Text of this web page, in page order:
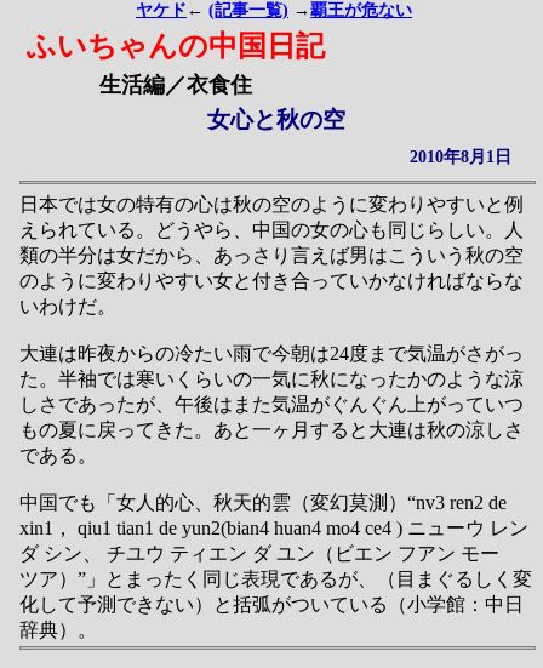
ヤケド ← (記事一覧) → 覇王が危ない
ふいちゃんの中国日記
生活編／衣食住
女心と秋の空
2010年8月1日
日本では女の特有の心は秋の空のように変わりやすいと例
えられている。どうやら、中国の女の心も同じらしい。人
類の半分は女だから、あっさり言えば男はこういう秋の空
のように変わりやすい女と付き合っていかなければならな
いわけだ。
大連は昨夜からの冷たい雨で今朝は24度まで気温がさがっ
た。半袖では寒いくらいの一気に秋になったかのような涼
しさであったが、午後はまた気温がぐんぐん上がっていつ
もの夏に戻ってきた。あと一ヶ月すると大連は秋の涼しさ
である。
中国でも「女人的心、秋天的雲（変幻莫測）“nv3 ren2 de
xin1， qiu1 tian1 de yun2(bian4 huan4 mo4 ce4 ) ニューウ レン
ダ シン、 チユウ ティエン ダ ユン（ビエン フアン モー
ツア）”」とまったく同じ表現であるが、（目まぐるしく変
化して予測できない）と括弧がついている（小学館：中日
辞典）。